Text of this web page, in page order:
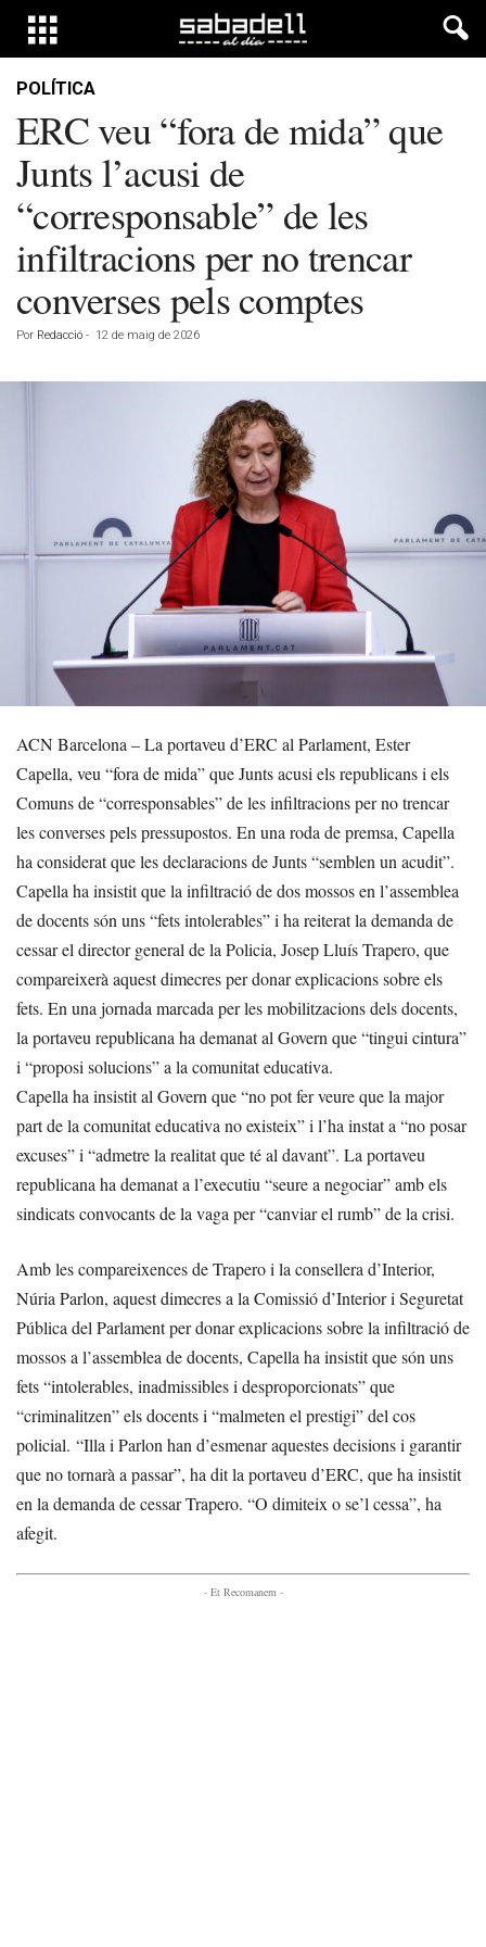
POLÍTICA
ERC veu “fora de mida” que
Junts l’acusi de
“corresponsable” de les
infiltracions per no trencar
converses pels comptes
Por Redacció - 12 de maig de 2026
ACN Barcelona – La portaveu d’ERC al Parlament, Ester
Capella, veu “fora de mida” que Junts acusi els republicans i els
Comuns de “corresponsables” de les infiltracions per no trencar
les converses pels pressupostos. En una roda de premsa, Capella
ha considerat que les declaracions de Junts “semblen un acudit”.
Capella ha insistit que la infiltració de dos mossos en l’assemblea
de docents són uns “fets intolerables” i ha reiterat la demanda de
cessar el director general de la Policia, Josep Lluís Trapero, que
compareixerà aquest dimecres per donar explicacions sobre els
fets. En una jornada marcada per les mobilitzacions dels docents,
la portaveu republicana ha demanat al Govern que “tingui cintura”
i “proposi solucions” a la comunitat educativa.
Capella ha insistit al Govern que “no pot fer veure que la major
part de la comunitat educativa no existeix” i l’ha instat a “no posar
excuses” i “admetre la realitat que té al davant”. La portaveu
republicana ha demanat a l’executiu “seure a negociar” amb els
sindicats convocants de la vaga per “canviar el rumb” de la crisi.
Amb les compareixences de Trapero i la consellera d’Interior,
Núria Parlon, aquest dimecres a la Comissió d’Interior i Seguretat
Pública del Parlament per donar explicacions sobre la infiltració de
mossos a l’assemblea de docents, Capella ha insistit que són uns
fets “intolerables, inadmissibles i desproporcionats” que
“criminalitzen” els docents i “malmeten el prestigi” del cos
policial. “Illa i Parlon han d’esmenar aquestes decisions i garantir
que no tornarà a passar”, ha dit la portaveu d’ERC, que ha insistit
en la demanda de cessar Trapero. “O dimiteix o se’l cessa”, ha
afegit.
- Et Recomanem -